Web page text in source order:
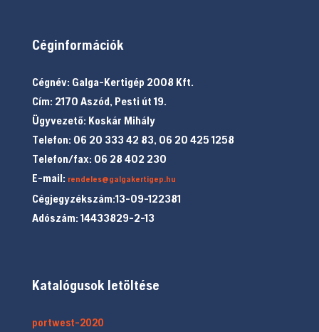
Céginformációk
Cégnév: Galga-Kertigép 2008 Kft.
Cím: 2170 Aszód, Pesti út 19.
Ügyvezető: Koskár Mihály
Telefon: 06 20 333 42 83, 06 20 425 1258
Telefon/fax: 06 28 402 230
E-mail: rendeles@galgakertigep.hu
Cégjegyzékszám:13-09-122381
Adószám: 14433829-2-13
Katalógusok letöltése
portwest-2020